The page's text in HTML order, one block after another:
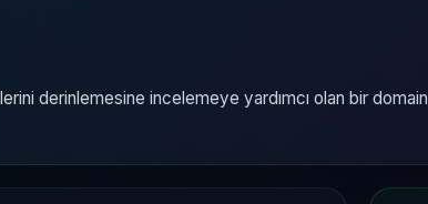
derinlemesine incelemeye yardımcı olan bir domain